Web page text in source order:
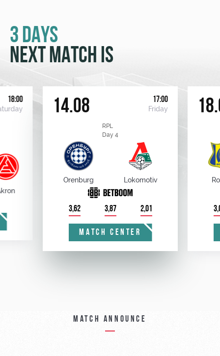
3 DAYS
NEXT MATCH IS
18:00 14.08 17:00
Friday
RPL
Day 4
Orenburg Lokomotiv
3,62 3,87 2,01
MATCH CENTER
Match announce